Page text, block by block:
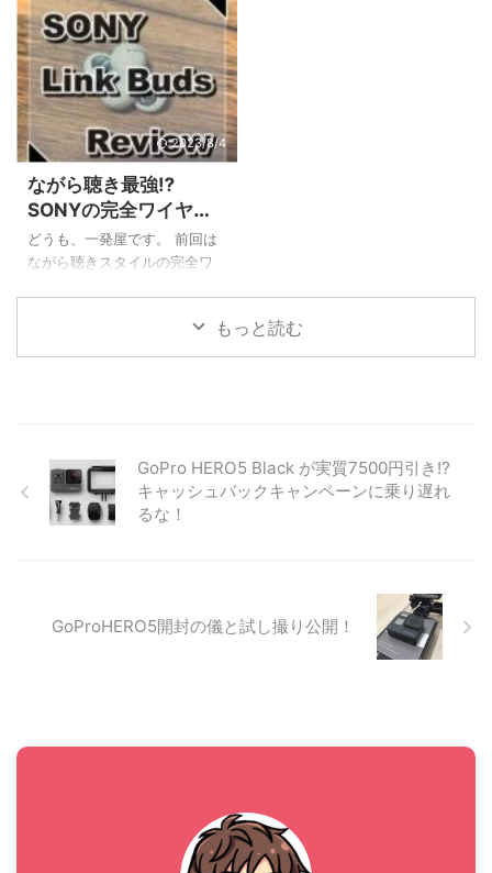
的に比較し、後 ...
そうな日々を送っていまし
た。 私はそんな暑い中でも長
時間ランニングをしてしまう
愚か者で、前々から熱中症対
策のためのグッズを仕込んで
いました。 連日の猛暑でテレ
ビでも紹介された『SUOクー
ルリング18℃(SUOクールリン
グプラス18℃)』です。 という
わけで今回の記事ではSUOク
ールリング18℃についてサイ
徹底的にレビューしていきた
いと思います。 SUOクールリ
いる『耳をふさがない』タイ
プの完全ワイヤレスイヤホン
2023/8/4
ながら聴き最強⁉
SONYの完全ワイヤレ
スイヤホン『Link
Buds』の超徹底レビュ
どうも、一発屋です。 前回は
ながら聴きスタイルの完全ワ
SONY Link Buds WF-L900の
比較記事を書きました。 本
が、今回の記事ではSONY
Link Buds WF-L900単体のレ
ビュー(スペックや音漏れの仕
もっと読む
GoPro HERO5 Black が実質7500円引き⁉
キャッシュバックキャンペーンに乗り遅れ
るな！
GoProHERO5開封の儀と試し撮り公開！